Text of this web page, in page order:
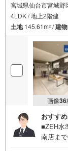
地元に強い「山一地
売買物件も豊富に取
ご希望条件に合った
住宅ローン・資金
ワンストップでサ
こんなお悩みはあり
・住宅ローンはど
・無理のない返済の
・マンションと戸
お住まいに関する
専門スタッフが丁
宮城県仙台市宮城野
4LDK / 地上2階建
土地145.61m2 /建物
画像36
おすす
■ZEH水
南店ま